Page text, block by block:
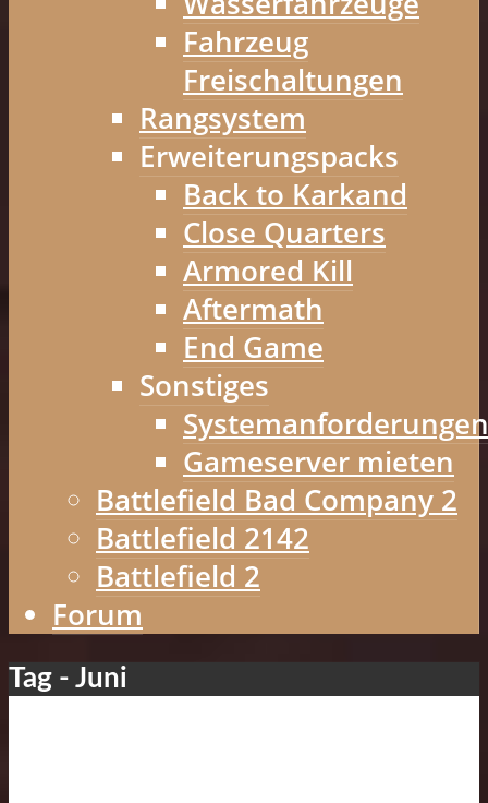
Fahrzeug
Freischaltungen
Rangsystem
Erweiterungspacks
Back to Karkand
Close Quarters
Armored Kill
Aftermath
End Game
Sonstiges
Systemanforderungen
Gameserver mieten
Battlefield Bad Company 2
Battlefield 2142
Battlefield 2
Forum
Tag - Juni